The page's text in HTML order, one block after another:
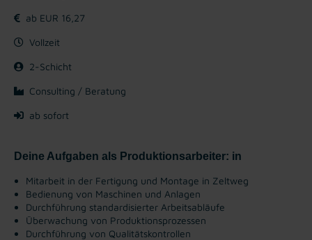
ab EUR 16,27
Vollzeit
2-Schicht
Consulting / Beratung
ab sofort
Deine Aufgaben als Produktionsarbeiter: in
Mitarbeit in der Fertigung und Montage in Zeltweg
Bedienung von Maschinen und Anlagen
Durchführung standardisierter Arbeitsabläufe
Überwachung von Produktionsprozessen
Durchführung von Qualitätskontrollen